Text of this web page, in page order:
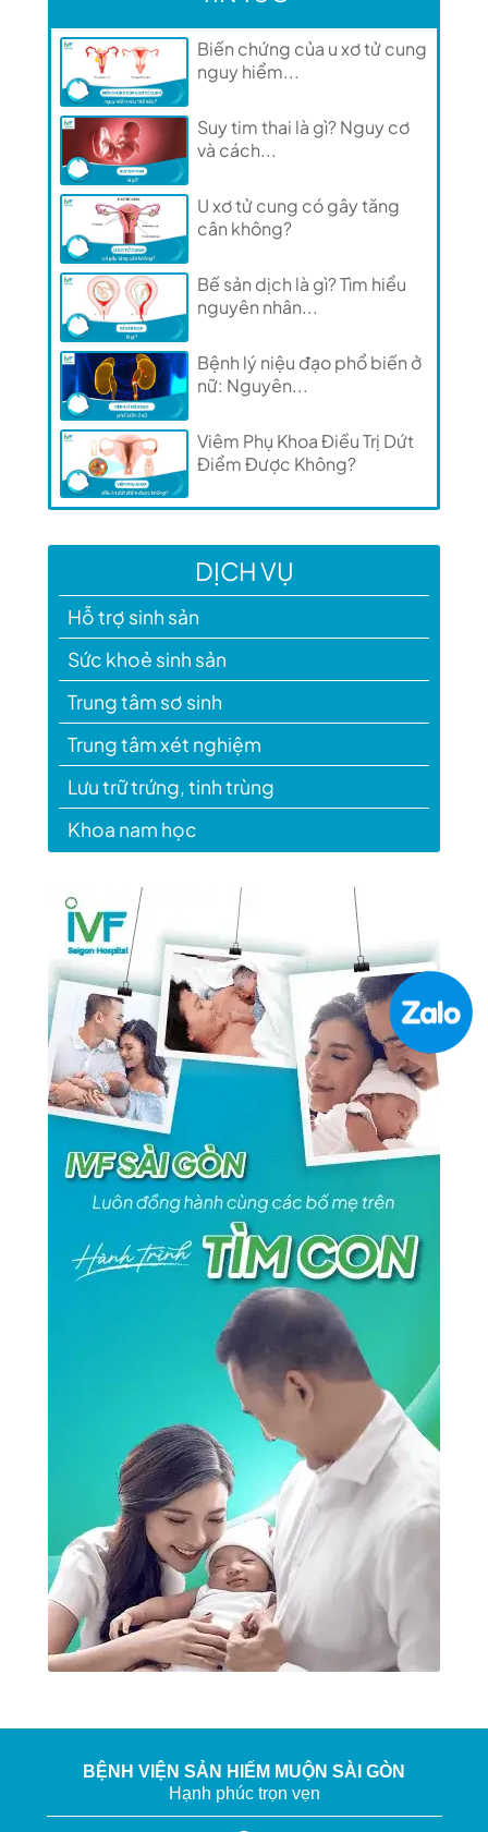
Biến chứng của u xơ tử cung
nguy hiểm...
Suy tim thai là gì? Nguy cơ
và cách...
U xơ tử cung có gây tăng
cân không?
Bế sản dịch là gì? Tìm hiểu
nguyên nhân...
Bệnh lý niệu đạo phổ biến ở
nữ: Nguyên...
Viêm Phụ Khoa Điều Trị Dứt
Điểm Được Không?
DỊCH VỤ
Hỗ trợ sinh sản
Sức khoẻ sinh sản
Trung tâm sơ sinh
Trung tâm xét nghiệm
Lưu trữ trứng, tinh trùng
Khoa nam học
BỆNH VIỆN SẢN HIẾM MUỘN SÀI GÒN
Hạnh phúc trọn vẹn